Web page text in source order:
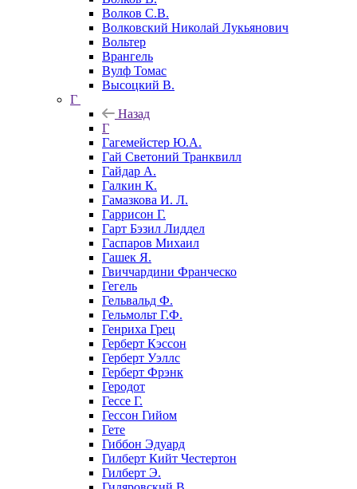
Волков С.В.
Волковский Николай Лукьянович
Вольтер
Врангель
Вулф Томас
Высоцкий В.
Г
Назад
Г
Гагемейстер Ю.А.
Гай Светоний Транквилл
Гайдар А.
Галкин К.
Гамазкова И. Л.
Гаррисон Г.
Гарт Бэзил Лиддел
Гаспаров Михаил
Гашек Я.
Гвиччардини Франческо
Гегель
Гельвальд Ф.
Гельмольт Г.Ф.
Генриха Грец
Герберт Кэссон
Герберт Уэллс
Герберт Фрэнк
Геродот
Гессе Г.
Гессон Гийом
Гете
Гиббон Эдуард
Гилберт Кийт Честертон
Гилберт Э.